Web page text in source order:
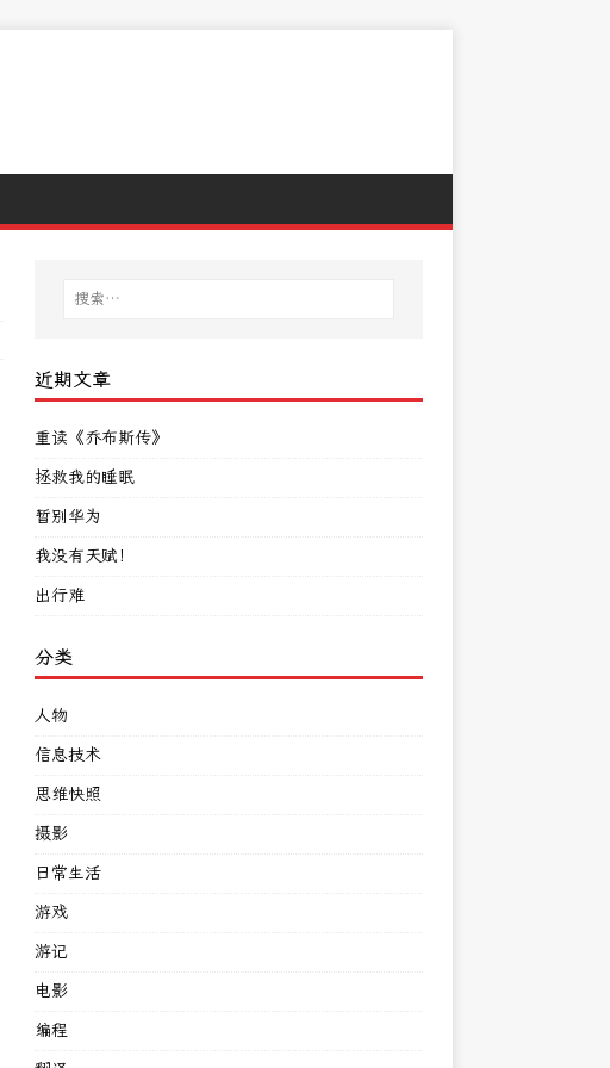
近期文章
重读《乔布斯传》
拯救我的睡眠
暂别华为
我没有天赋！
出行难
分类
人物
信息技术
思维快照
摄影
日常生活
游戏
游记
电影
编程